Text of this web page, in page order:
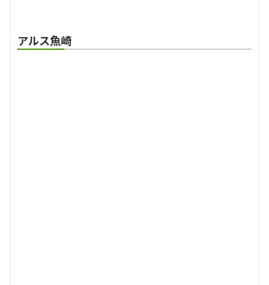
アルス魚崎